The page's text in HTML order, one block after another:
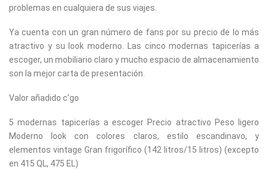
problemas en cualquiera de sus viajes.
Ya cuenta con un gran número de fans por su precio de lo más
atractivo y su look moderno. Las cinco modernas tapicerías a
escoger, un mobiliario claro y mucho espacio de almacenamiento
son la mejor carta de presentación.
Valor añadido c’go
5 modernas tapicerías a escoger Precio atractivo Peso ligero
Moderno look con colores claros, estilo escandinavo, y
elementos vintage Gran frigorífico (142 litros/15 litros) (excepto
en 415 QL, 475 EL)